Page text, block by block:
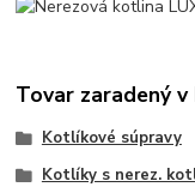
Tovar zaradený
Kotlíkové súpravy
Kotlíky s nerez.